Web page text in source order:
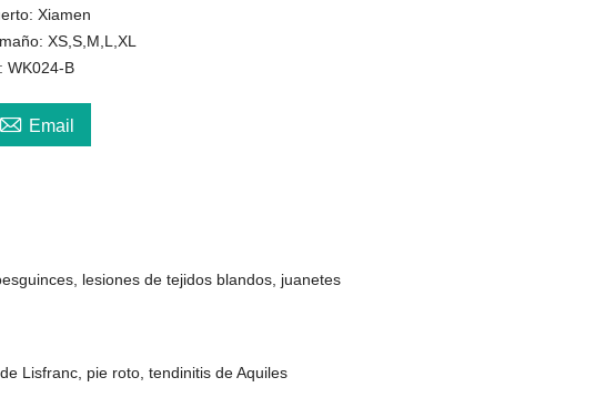
Xiamen
XS,S,M,L,XL
WK024-B
 Email
esguinces, lesiones de tejidos blandos, juanetes
Lisfranc, pie roto, tendinitis de Aquiles